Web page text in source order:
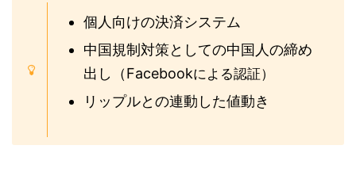
個人向けの決済システム
中国規制対策としての中国人の締め
出し（Facebookによる認証）
リップルとの連動した値動き